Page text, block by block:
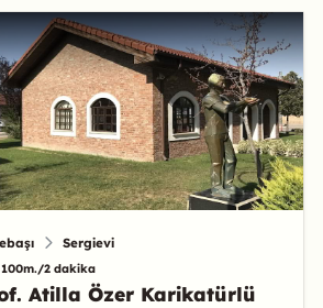
Sergievi
100m./2 dakika
Atilla Özer Karikatürlü